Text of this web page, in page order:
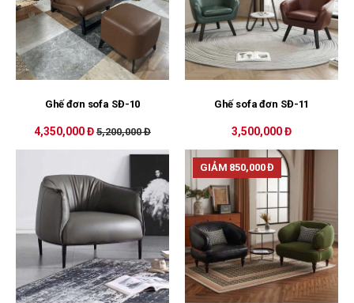
Ghế đơn sofa SĐ-10
4,350,000 Đ 5,200,000 Đ
Ghế sofa đơn SĐ-11
3,500,000 Đ
GIẢM 850,000 Đ